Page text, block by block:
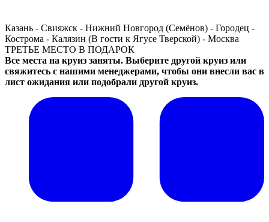
Казань - Свияжск - Нижний Новгород (Семёнов) - Городец -
Кострома - Калязин (В гости к Ягусе Тверской) - Москва
ТРЕТЬЕ МЕСТО В ПОДАРОК
Все места на круиз заняты. Выберите другой круиз или
свяжитесь с нашими менеджерами, чтобы они внесли вас в
лист ожидания или подобрали другой круиз.